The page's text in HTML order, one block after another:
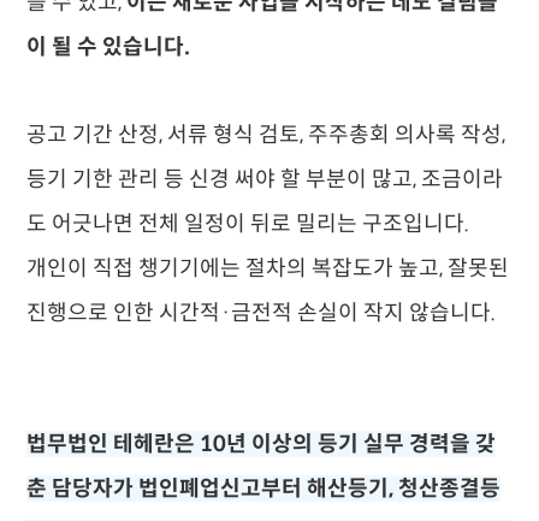
이 될 수 있습니다.
공고 기간 산정, 서류 형식 검토, 주주총회 의사록 작성,
등기 기한 관리 등 신경 써야 할 부분이 많고, 조금이라
도 어긋나면 전체 일정이 뒤로 밀리는 구조입니다.
개인이 직접 챙기기에는 절차의 복잡도가 높고, 잘못된
진행으로 인한 시간적·금전적 손실이 작지 않습니다.
법무법인 테헤란은 10년 이상의 등기 실무 경력을 갖
춘 담당자가 법인폐업신고부터 해산등기, 청산종결등